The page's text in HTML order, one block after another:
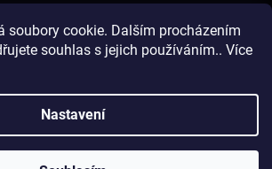
soubory cookie. Dalším procházením
souhlas s jejich používáním.. Více
Nastavení
Vytvořil Shoptet
sportswear. Všechna práva vyhrazena.